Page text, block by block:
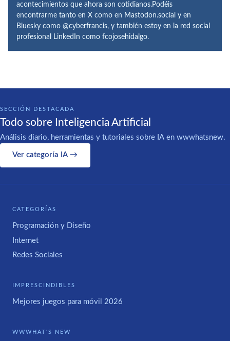
acontecimientos que ahora son cotidianos.Podéis
encontrarme tanto en X como en Mastodon.social y en
Bluesky como @cyberfrancis, y también estoy en la red social
profesional LinkedIn como fcojosehidalgo.
SECCIÓN DESTACADA
Todo sobre Inteligencia Artificial
Análisis diario, herramientas y tutoriales sobre IA en wwwhatsnew.
Ver categoría IA →
CATEGORÍAS
Programación y Diseño
Internet
Redes Sociales
IMPRESCINDIBLES
Mejores juegos para móvil 2026
WWWHAT'S NEW